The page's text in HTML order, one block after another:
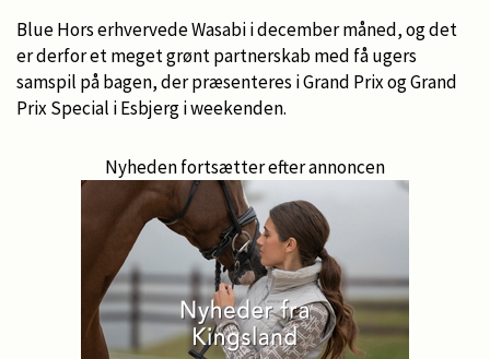
Blue Hors erhvervede Wasabi i december måned, og det
er derfor et meget grønt partnerskab med få ugers
samspil på bagen, der præsenteres i Grand Prix og Grand
Prix Special i Esbjerg i weekenden.
Nyheden fortsætter efter annoncen